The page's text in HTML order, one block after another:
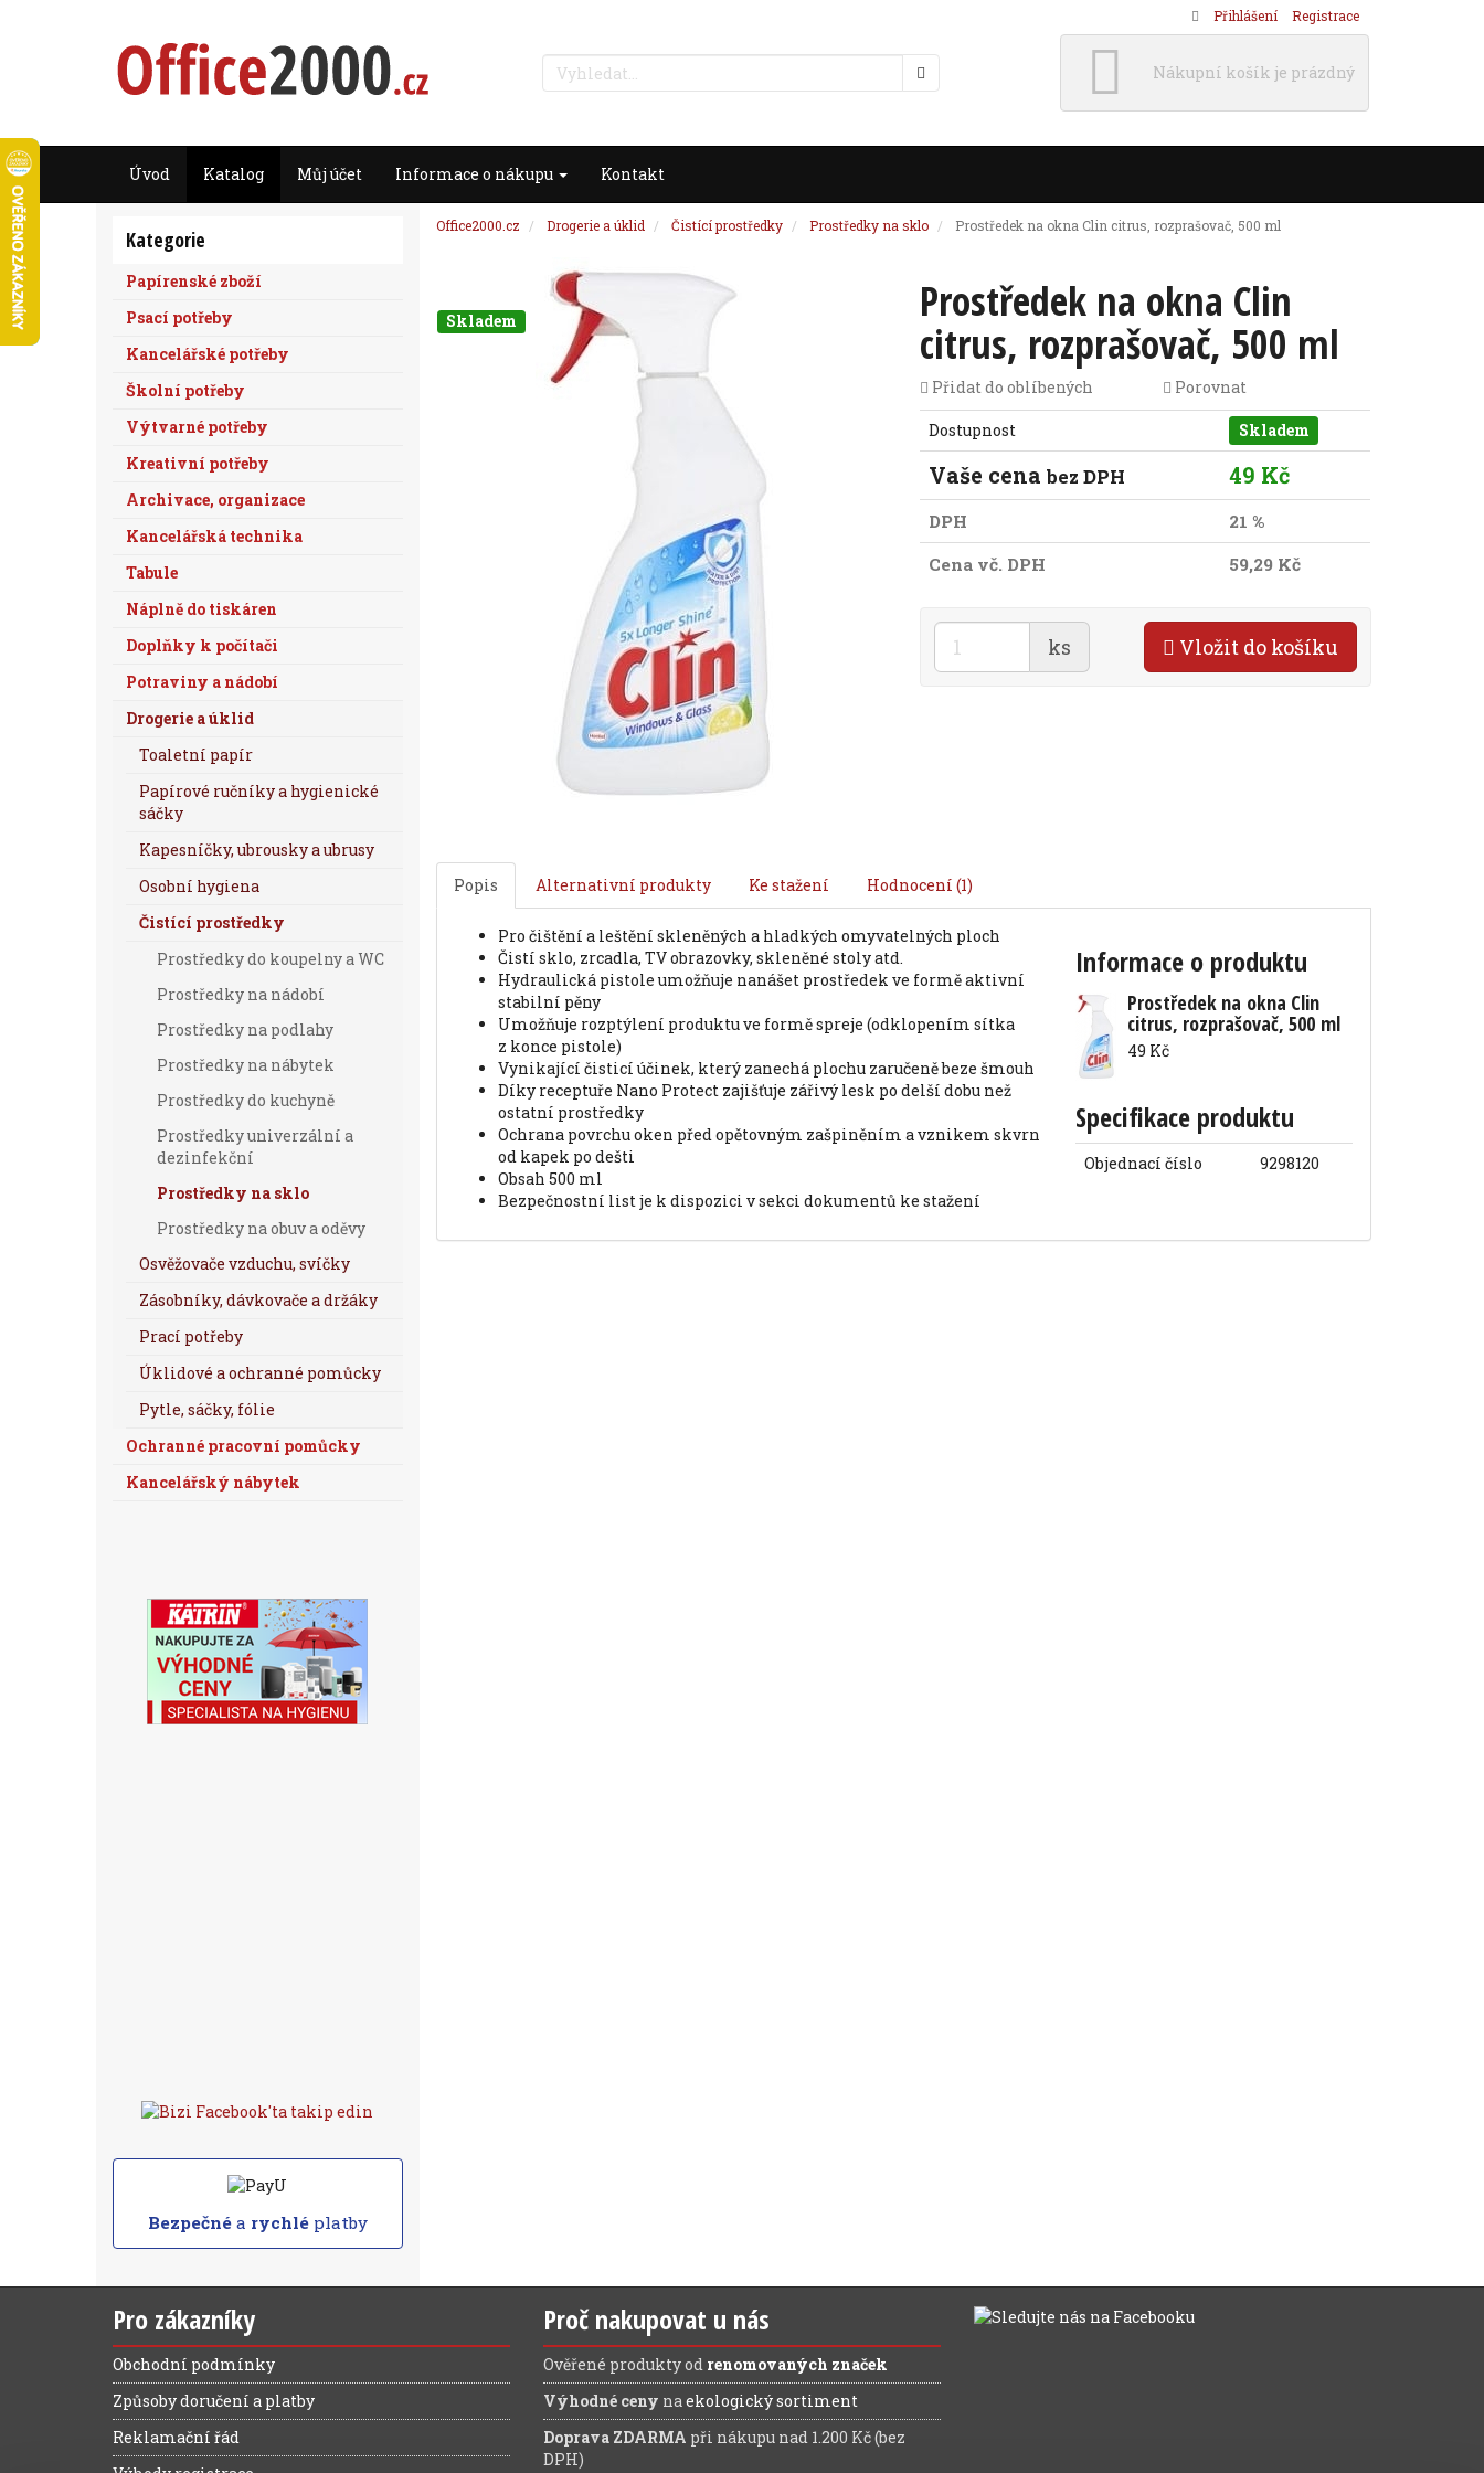
Nákupní košík je prázdný
Úvod Katalog Můj účet Informace o nákupu Kontakt
Office2000.cz Drogerie a úklid Čistící prostředky Prostředky na sklo Prostředek na okna Clin citrus, rozprašovač, 500 ml
Prostředek na okna Clin
citrus, rozprašovač, 500 ml
Přidat do oblíbených Porovnat
Dostupnost Skladem
Vaše cenabez DPH 49 Kč
DPH
21 %
Cena vč. DPH
59,29 Kč
ks Vložit do košíku
Skladem
Popis Alternativní produkty Ke stažení Hodnocení (1)
pro čištění a leštění skleněných a hladkých omyvatelných ploch
čistí sklo, zrcadla, TV obrazovky, skleněné stoly atd.
hydraulická pistole umožňuje nanášet prostředek ve formě aktivní
stabilní pěny
umožňuje rozptýlení produktu ve formě spreje (odklopením sítka
z konce pistole)
vynikající čisticí účinek, který zanechá plochu zaručeně beze šmouh
díky receptuře Nano Protect zajišťuje zářivý lesk po delší dobu než
ostatní prostředky
ochrana povrchu oken před opětovným zašpiněním a vznikem skvrn
od kapek po dešti
obsah 500 ml
bezpečnostní list je k dispozici v sekci dokumentů ke stažení
Informace o produktu
Prostředek na okna Clin
citrus, rozprašovač, 500 ml
49 Kč
Specifikace produktu
Objednací číslo 9298120
Kategorie
Papírenské zboží
Psací potřeby
Kancelářské potřeby
Školní potřeby
Výtvarné potřeby
Kreativní potřeby
Archivace, organizace
Kancelářská technika
Tabule
Náplně do tiskáren
Doplňky k počítači
Potraviny a nádobí
Drogerie a úklid
Toaletní papír
Papírové ručníky a hygienické
sáčky
Kapesníčky, ubrousky a ubrusy
Osobní hygiena
Čistící prostředky
Prostředky do koupelny a WC
Prostředky na nádobí
Prostředky na podlahy
Prostředky na nábytek
Prostředky do kuchyně
Prostředky univerzální a
dezinfekční
Prostředky na sklo
Prostředky na obuv a oděvy
Osvěžovače vzduchu, svíčky
Zásobníky, dávkovače a držáky
Prací potřeby
Úklidové a ochranné pomůcky
Pytle, sáčky, fólie
Ochranné pracovní pomůcky
Kancelářský nábytek
Bezpečnéa rychléplatby
Pro zákazníky
Obchodní podmínky
Způsoby doručení a platby
Reklamační řád
Proč nakupovat u nás
Ověřené produkty od renomovaných značek
Výhodné ceny na ekologický sortiment
Doprava ZDARMA při nákupu nad 1.200 Kč (bez
DPH)
Přihlášení Registrace